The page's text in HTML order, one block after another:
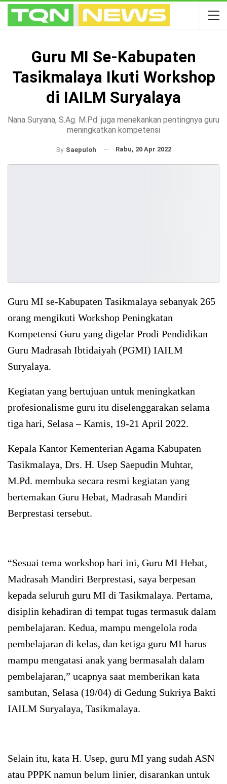
Guru MI Se-Kabupaten
Tasikmalaya Ikuti Workshop
di IAILM Suryalaya
Nana Suryana, S.Ag. M.Pd. juga menekankan pentingnya guru
meningkatkan kompetensi
By Saepuloh Rabu, 20 Apr 2022
Guru MI se-Kabupaten Tasikmalaya sebanyak 265
orang mengikuti Workshop Peningkatan
Kompetensi Guru yang digelar Prodi Pendidikan
Guru Madrasah Ibtidaiyah (PGMI) IAILM
Suryalaya.
Kegiatan yang bertujuan untuk meningkatkan
profesionalisme guru itu diselenggarakan selama
tiga hari, Selasa – Kamis, 19-21 April 2022.
Kepala Kantor Kementerian Agama Kabupaten
Tasikmalaya, Drs. H. Usep Saepudin Muhtar,
M.Pd. membuka secara resmi kegiatan yang
bertemakan Guru Hebat, Madrasah Mandiri
Berprestasi tersebut.
“Sesuai tema workshop hari ini, Guru MI Hebat,
Madrasah Mandiri Berprestasi, saya berpesan
kepada seluruh guru MI di Tasikmalaya. Pertama,
disiplin kehadiran di tempat tugas termasuk dalam
pembelajaran. Kedua, mampu mengelola roda
pembelajaran di kelas, dan ketiga guru MI harus
mampu mengatasi anak yang bermasalah dalam
pembelajaran,” ucapnya saat memberikan kata
sambutan, Selasa (19/04) di Gedung Sukriya Bakti
IAILM Suryalaya, Tasikmalaya.
Selain itu, kata H. Usep, guru MI yang sudah ASN
atau PPPK namun belum linier, disarankan untuk